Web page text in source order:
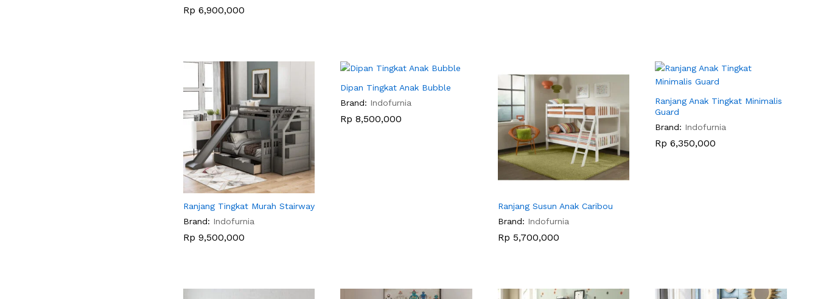
Rp 6,900,000
Rp 6,900,000
Ranjang Tingkat Murah Stairway
Brand: Indofurnia
Rp 9,500,000
Rp 9,500,000
Dipan Tingkat Anak Bubble
Brand: Indofurnia
Rp 8,500,000
Rp 8,500,000
Ranjang Susun Anak Caribou
Brand: Indofurnia
Rp 5,700,000
Rp 5,700,000
Ranjang Anak Tingkat Minimalis
Guard
Brand: Indofurnia
Rp 6,350,000
Rp 6,350,000